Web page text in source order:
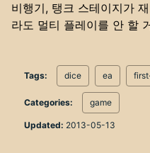
비행기, 탱크 스테이지가
라도 멀티 플레이를 안 할
Tags: dice ea
Categories: game
Updated: 2013-05-13